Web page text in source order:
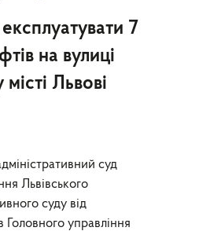
7
на вулиці
Львові
суд
Львівського
суду від
Головного управління